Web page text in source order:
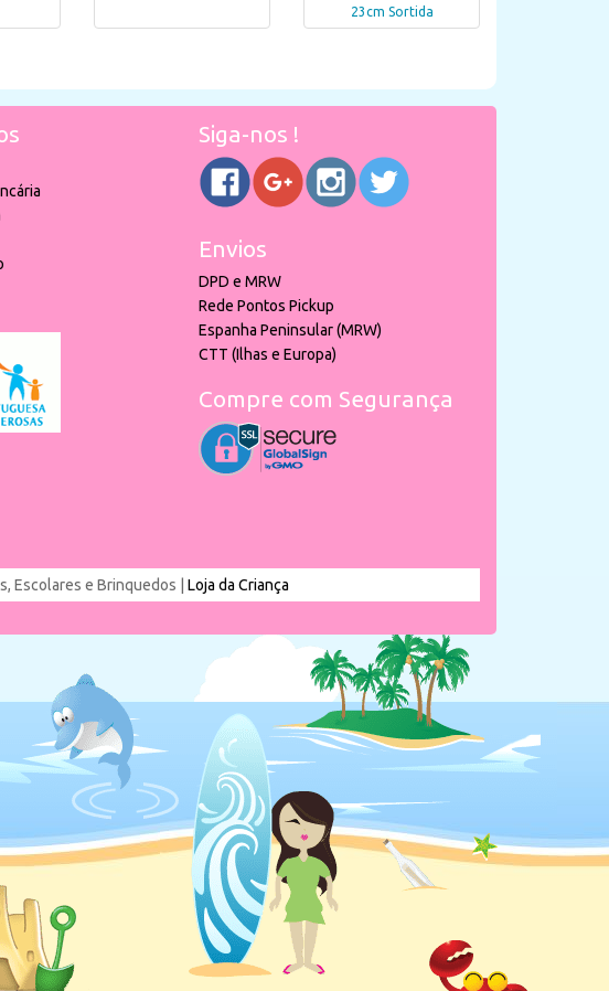
23cm Sortida
Siga-nos !
Envios
DPD e MRW
Rede Pontos Pickup
Espanha Peninsular (MRW)
CTT (Ilhas e Europa)
Compre com Segurança
Escolares e Brinquedos | Loja da Criança